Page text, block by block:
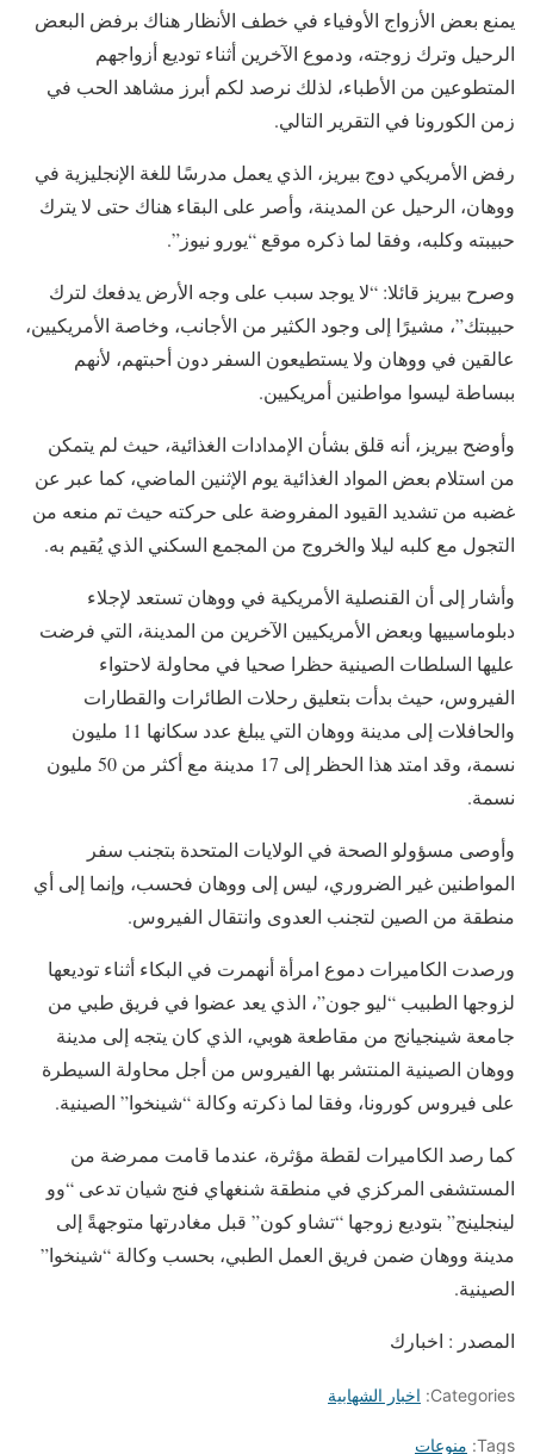
يمنع بعض الأزواج الأوفياء في خطف الأنظار هناك برفض البعض
الرحيل وترك زوجته، ودموع الآخرين أثناء توديع أزواجهم
المتطوعين من الأطباء، لذلك نرصد لكم أبرز مشاهد الحب في
زمن الكورونا في التقرير التالي.
رفض الأمريكي دوج بيريز، الذي يعمل مدرسًا للغة الإنجليزية في
ووهان، الرحيل عن المدينة، وأصر على البقاء هناك حتى لا يترك
حبيبته وكلبه، وفقا لما ذكره موقع “يورو نيوز”.
وصرح بيريز قائلا: “لا يوجد سبب على وجه الأرض يدفعك لترك
حبيبتك”، مشيرًا إلى وجود الكثير من الأجانب، وخاصة الأمريكيين،
عالقين في ووهان ولا يستطيعون السفر دون أحبتهم، لأنهم
ببساطة ليسوا مواطنين أمريكيين.
وأوضح بيريز، أنه قلق بشأن الإمدادات الغذائية، حيث لم يتمكن
من استلام بعض المواد الغذائية يوم الإثنين الماضي، كما عبر عن
غضبه من تشديد القيود المفروضة على حركته حيث تم منعه من
التجول مع كلبه ليلا والخروج من المجمع السكني الذي يُقيم به.
وأشار إلى أن القنصلية الأمريكية في ووهان تستعد لإجلاء
دبلوماسييها وبعض الأمريكيين الآخرين من المدينة، التي فرضت
عليها السلطات الصينية حظرا صحيا في محاولة لاحتواء
الفيروس، حيث بدأت بتعليق رحلات الطائرات والقطارات
والحافلات إلى مدينة ووهان التي يبلغ عدد سكانها 11 مليون
نسمة، وقد امتد هذا الحظر إلى 17 مدينة مع أكثر من 50 مليون
نسمة.
وأوصى مسؤولو الصحة في الولايات المتحدة بتجنب سفر
المواطنين غير الضروري، ليس إلى ووهان فحسب، وإنما إلى أي
منطقة من الصين لتجنب العدوى وانتقال الفيروس.
ورصدت الكاميرات دموع امرأة أنهمرت في البكاء أثناء توديعها
لزوجها الطبيب “ليو جون”، الذي يعد عضوا في فريق طبي من
جامعة شينجيانج من مقاطعة هوبي، الذي كان يتجه إلى مدينة
ووهان الصينية المنتشر بها الفيروس من أجل محاولة السيطرة
على فيروس كورونا، وفقا لما ذكرته وكالة “شينخوا” الصينية.
كما رصد الكاميرات لقطة مؤثرة، عندما قامت ممرضة من
المستشفى المركزي في منطقة شنغهاي فنج شيان تدعى “وو
لينجلينج” بتوديع زوجها “تشاو كون” قبل مغادرتها متوجهةً إلى
مدينة ووهان ضمن فريق العمل الطبي، بحسب وكالة “شينخوا”
الصينية.
المصدر : اخبارك
Categories: اخبار الشهابية
Tags: منوعات